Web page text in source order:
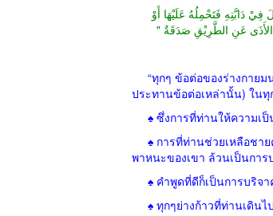
دَابَّتِهِ فَتَحْمِلُهُ عَلَيْهَا أَوْ
الأَذَى عَنِ الطَّرِيْقِ صَدَقَةٌ "
“ทุกๆ ข้อต่อของร่างกายม
ประทานข้อต่อเหล่านั้น) ในทุ
♠ ซึ่งการที่ท่านให้ความเป็
♠ การที่ท่านช่วยเหลือชาย
พาหนะของเขา ล้วนเป็นกา
♠ คำพูดที่ดีก็เป็นการบริจ
♠ ทุกๆย่างก้าวที่ท่านเดินไ